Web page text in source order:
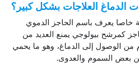
الدماغ العلاجات بشكل كبير؟
خاصا يعرف باسم الحاجز الدموي
كمرشح بيولوجي يمنع العديد من
من الوصول إلى الدماغ، وهو ما يحمي
من بعض السموم والعدوى.